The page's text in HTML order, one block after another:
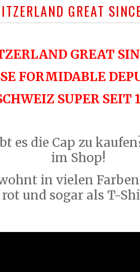
GREAT
GREAT
FORMIDABLE
SUPER SEIT
es die Cap zu
im Shop!
in vielen
rot und sogar als T-